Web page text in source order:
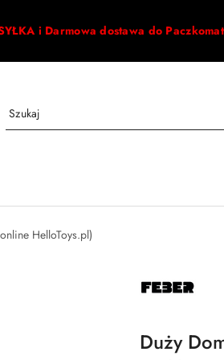
i Darmowa dostawa do
HelloToys.pl)
FEBER
Duży